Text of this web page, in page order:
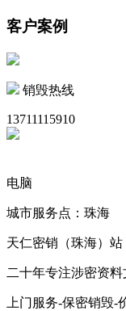
客户案例
销毁热线
13711115910
电脑
城市服务点：珠海
天仁密销（珠海）
二十年专注涉密资
上门服务-保密销毁-